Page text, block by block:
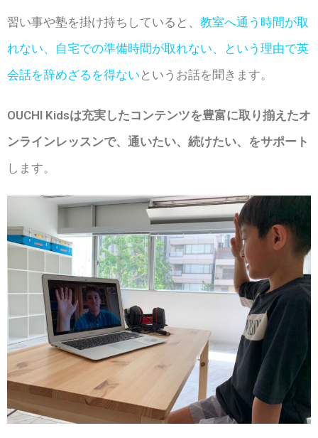
習い事や塾を掛け持ちしていると、 教室へ通う時間が取
れない、自宅での準備時間が取れない、という理由で英
会話を辞めざるを得ない というお話を聞きます。
OUCHI Kidsは充実したコンテンツを豊富に取り揃えたオ
ンラインレッスンで、通いたい、続けたい、をサポート
します。